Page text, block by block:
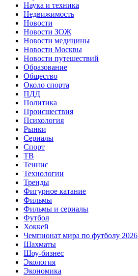
Наука и техника
Недвижимость
Новости
Новости ЗОЖ
Новости медицины
Новости Москвы
Новости путешествий
Образование
Общество
Около спорта
ПДД
Политика
Происшествия
Психология
Рынки
Сериалы
Спорт
ТВ
Теннис
Технологии
Тренды
Фигурное катание
Фильмы
Фильмы и сериалы
Футбол
Хоккей
Чемпионат мира по футболу 2026
Шахматы
Шоу-бизнес
Экология
Экономика